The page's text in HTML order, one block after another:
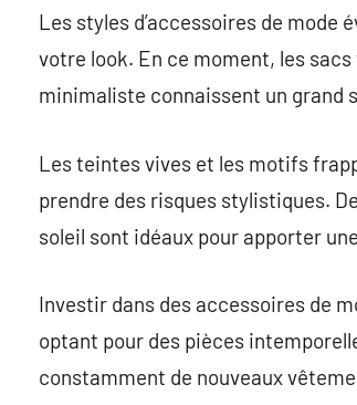
Les styles d’accessoires de mode
votre look. En ce moment, les
minimaliste connaissent un grand
Les teintes vives et les motifs
prendre des risques stylistiques.
soleil sont idéaux pour apporter
Investir dans des accessoires de
optant pour des pièces
constamment de nouveaux